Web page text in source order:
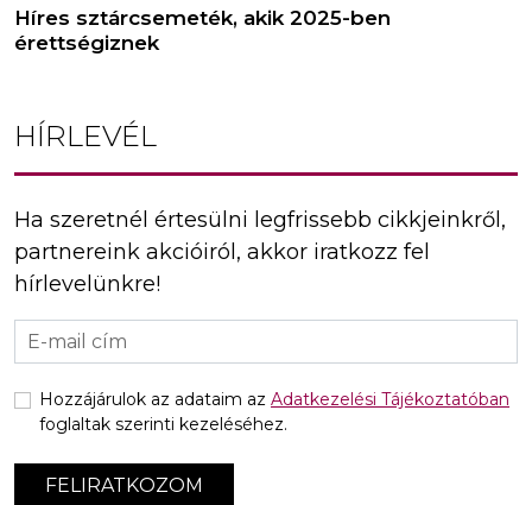
Híres sztárcsemeték, akik 2025-ben
érettségiznek
HÍRLEVÉL
Ha szeretnél értesülni legfrissebb cikkjeinkről,
partnereink akcióiról, akkor iratkozz fel
hírlevelünkre!
FELIRATKOZOM
Hozzájárulok az adataim az Adatkezelési Tájékoztatóban
foglaltak szerinti kezeléséhez.